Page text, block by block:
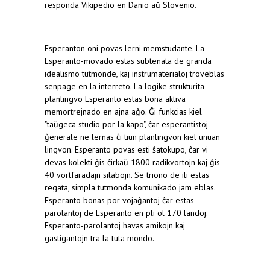
responda Vikipedio en Danio aŭ Slovenio.
Esperanton oni povas lerni memstudante. La
Esperanto-movado estas subtenata de granda
idealismo tutmonde, kaj instrumaterialoj troveblas
senpage en la interreto. La logike strukturita
planlingvo Esperanto estas bona aktiva
memortrejnado en ajna aĝo. Ĝi funkcias kiel
"taŭgeca studio por la kapo", ĉar esperantistoj
ĝenerale ne lernas ĉi tiun planlingvon kiel unuan
lingvon. Esperanto povas esti ŝatokupo, ĉar vi
devas kolekti ĝis ĉirkaŭ 1800 radikvortojn kaj ĝis
40 vortfaradajn silabojn. Se triono de ili estas
regata, simpla tutmonda komunikado jam eblas.
Esperanto bonas por vojaĝantoj ĉar estas
parolantoj de Esperanto en pli ol 170 landoj.
Esperanto-parolantoj havas amikojn kaj
gastigantojn tra la tuta mondo.